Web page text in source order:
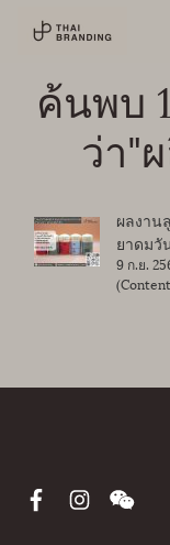
ค้นพบ
ว่า"
ผลงาน
ยาดมวั
9 ก.ย.